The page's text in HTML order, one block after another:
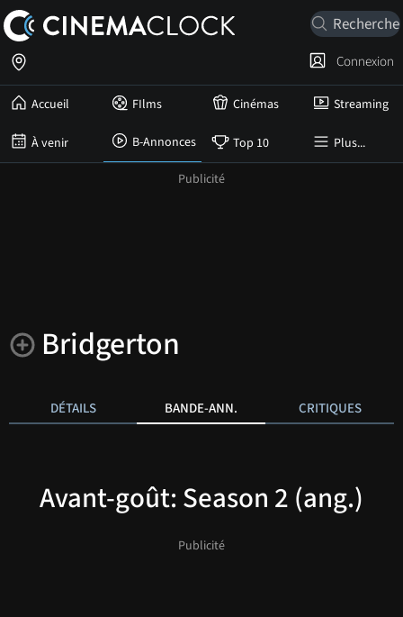
Accueil FIlms Cinémas Streaming
À venir B-Annonces Top 10 Plus...
Connexion
Bridgerton
DÉTAILS BANDE-ANN. CRITIQUES
Avant-goût: Season 2 (ang.)